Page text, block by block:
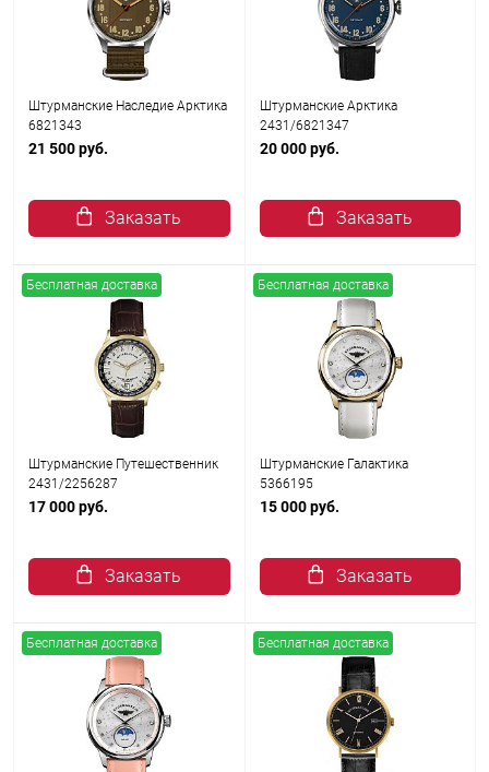
Штурманские Наследие Арктика
6821343
21 500 руб.
Заказать
Штурманские Арктика
2431/6821347
20 000 руб.
Заказать
Бесплатная доставка
Штурманские Путешественник
2431/2256287
17 000 руб.
Заказать
Бесплатная доставка
Штурманские Галактика
5366195
15 000 руб.
Заказать
Бесплатная доставка Бесплатная доставка